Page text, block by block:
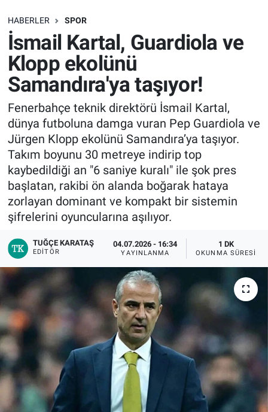
HABERLER SPOR
İsmail Kartal, Guardiola ve
Klopp ekolünü
Samandıra'ya taşıyor!
Fenerbahçe teknik direktörü İsmail Kartal,
dünya futboluna damga vuran Pep Guardiola ve
Jürgen Klopp ekolünü Samandıra’ya taşıyor.
Takım boyunu 30 metreye indirip top
kaybedildiği an "6 saniye kuralı" ile şok pres
başlatan, rakibi ön alanda boğarak hataya
zorlayan dominant ve kompakt bir sistemin
şifrelerini oyuncularına aşılıyor.
TUĞÇE KARATAŞ
EDITÖR
04.07.2026 - 16:34
YAYINLANMA
1 DK
OKUNMA SÜRESI
SAĞLIK
EKONOMİ
EĞİTİM
ÖZEL HABER
Keşfet
ASTROLOJİ
MANŞET
RESMİ İLANLAR
İLAN
Bize ulaşın
İletişim/Künye
Yaşam
Gözden Kaçmasın